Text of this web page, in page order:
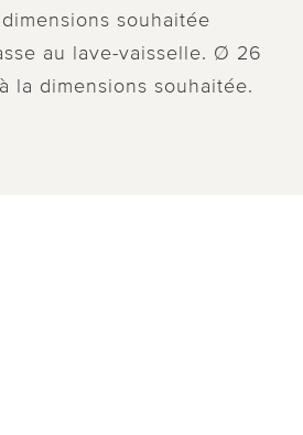
souhaitée
au lave-vaisselle. Ø 26
la dimensions souhaitée.